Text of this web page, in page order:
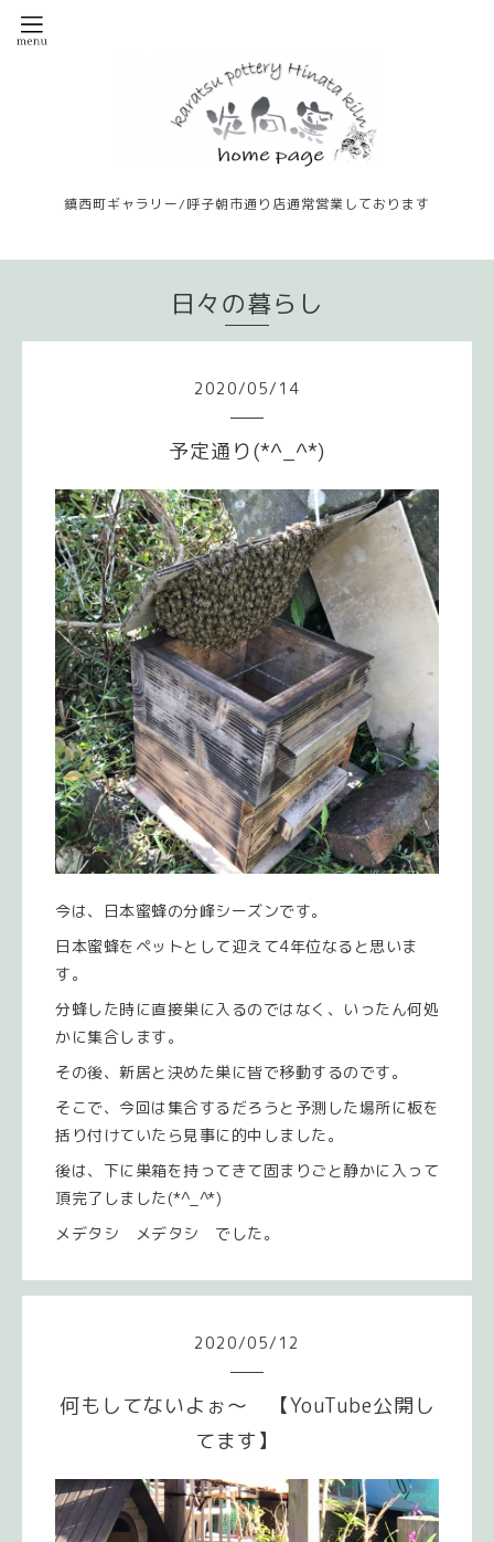
鎮西町ギャラリー/呼子朝市通り店通常営業しております
日々の暮らし
2020/05/ 14
予定通り(*^_^*)
今は、日本蜜蜂の分峰シーズンです。
日本蜜蜂をペットとして迎えて4年位なると思いま
す。
分蜂した時に直接巣に入るのではなく、いったん何処
かに集合します。
その後、新居と決めた巣に皆で移動するのです。
そこで、今回は集合するだろうと予測した場所に板を
括り付けていたら見事に的中しました。
後は、下に巣箱を持ってきて固まりごと静かに入って
頂完了しました(*^_^*)
メデタシ メデタシ でした。
2020/05/ 12
何もしてないよぉ～ 【YouTube公開し
てます】